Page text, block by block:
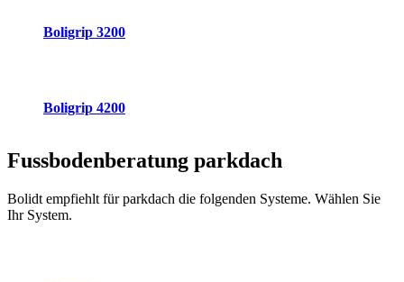
Boligrip 3200
Boligrip 4200
Fussbodenberatung parkdach
Bolidt empfiehlt für parkdach die folgenden Systeme. Wählen Sie
Ihr System.